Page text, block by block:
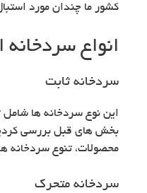
کشور ما چندان مورد
انواع سردخانه
سردخانه ثابت
این نوع سردخانه ها
بخش های قبل بررسی
محصولات، تنوع سردخانه
سردخانه متحرک